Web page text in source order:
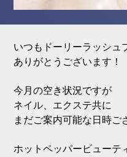
いつもドーリーラッシュ
ありがとうございます！
今月の空き状況ですが
ネイル、エクステ共に
まだご案内可能な日時ご
ホットペッパービューテ